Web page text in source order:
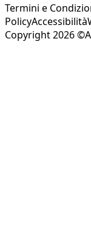
Termini e
PolicyAccessibilità
Copyright 2026